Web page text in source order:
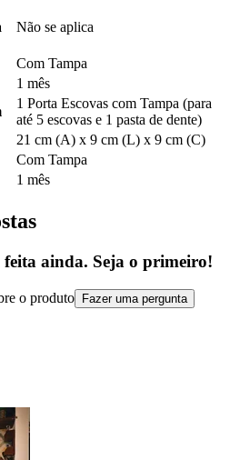
Não se aplica
Com Tampa
1 mês
1 Porta Escovas com Tampa (para
até 5 escovas e 1 pasta de dente)
21 cm (A) x 9 cm (L) x 9 cm (C)
Com Tampa
1 mês
ainda. Seja o primeiro!
o produto Fazer uma pergunta